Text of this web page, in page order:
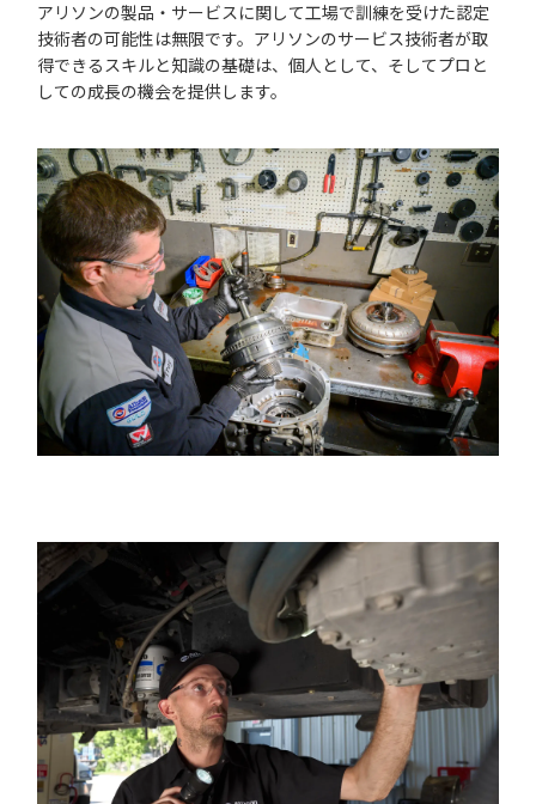
アリソンの製品・サービスに関して工場で訓練を受けた認定
技術者の可能性は無限です。アリソンのサービス技術者が取
得できるスキルと知識の基礎は、個人として、そしてプロと
しての成長の機会を提供します。